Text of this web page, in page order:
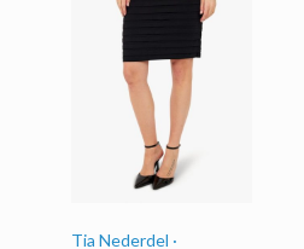
Tia Nederdel ·